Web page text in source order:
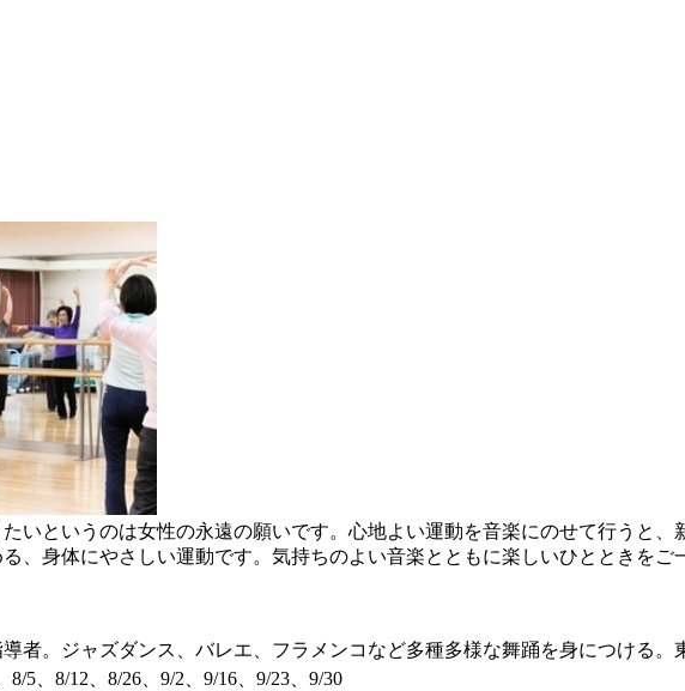
いというのは女性の永遠の願いです。心地よい運動を音楽にのせて行うと、
、身体にやさしい運動です。気持ちのよい音楽とともに楽しいひとときをご
者。ジャズダンス、バレエ、フラメンコなど多種多様な舞踊を身につける。
8/5、8/12、8/26、9/2、9/16、9/23、9/30